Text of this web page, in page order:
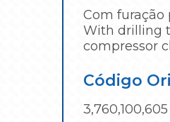
Com furação
With drilling
compressor
Código
3,760,100,605